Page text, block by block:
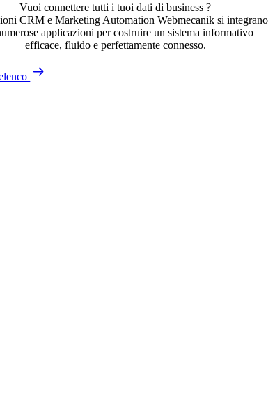
Vuoi connettere tutti i tuoi dati di business ?
CRM e Marketing Automation Webmecanik si integrano
applicazioni per costruire un sistema informativo
efficace, fluido e perfettamente connesso.